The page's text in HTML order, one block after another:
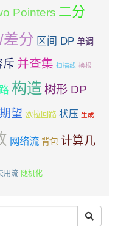
Pointers 二分
分 区间 DP 单调
斥 并查集 扫描线 换根
构造 树形 DP
望 欧拉回路 状压 生成
网络流 背包 计算几
用流 随机化